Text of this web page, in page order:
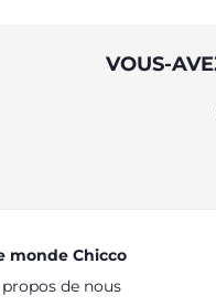
VOUS-
monde Chicco
de nous